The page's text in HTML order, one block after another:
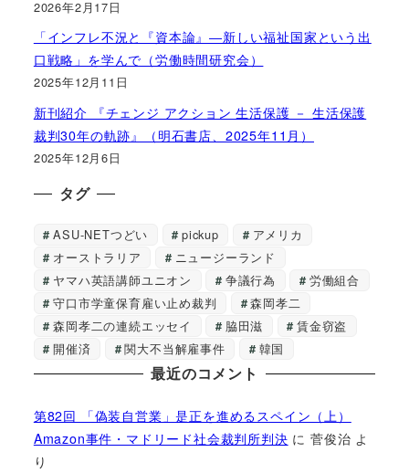
2026年2月17日
「インフレ不況と『資本論』―新しい福祉国家という出
口戦略」を学んで（労働時間研究会）
2025年12月11日
新刊紹介 『チェンジ アクション 生活保護 － 生活保護
裁判30年の軌跡』（明石書店、2025年11月）
2025年12月6日
タグ
ASU-NETつどい pickup
アメリカ
オーストラリア
ニュージーランド
ヤマハ英語講師ユニオン
争議行為
労働組合
守口市学童保育雇い止め裁判
森岡孝二
森岡孝二の連続エッセイ
脇田滋
賃金窃盗
開催済
関大不当解雇事件 韓国
最近のコメント
第82回 「偽装自営業」是正を進めるスペイン（上）
Amazon事件・マドリード社会裁判所判決 に菅俊治 よ
り